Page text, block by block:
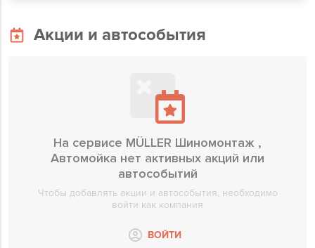
Акции и автособытия
На сервисе MÜLLER Шиномонтаж ,
Автомойка нет активных акций или
автособытий
Чтобы добавлять акции и автособытия, необходимо
войти как компания
ВОЙТИ